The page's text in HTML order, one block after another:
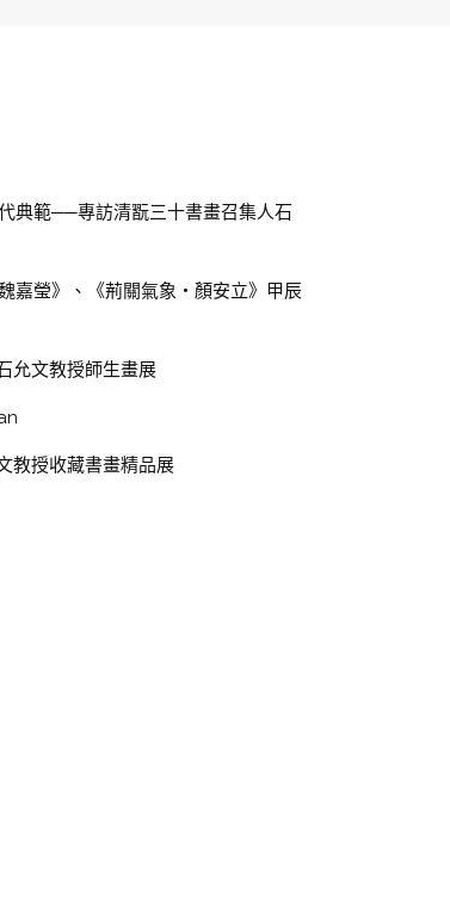
典範──專訪清翫三十書畫召集人石
嘉瑩》、《荊關氣象・顏安立》甲辰
文教授師生畫展
授收藏書畫精品展